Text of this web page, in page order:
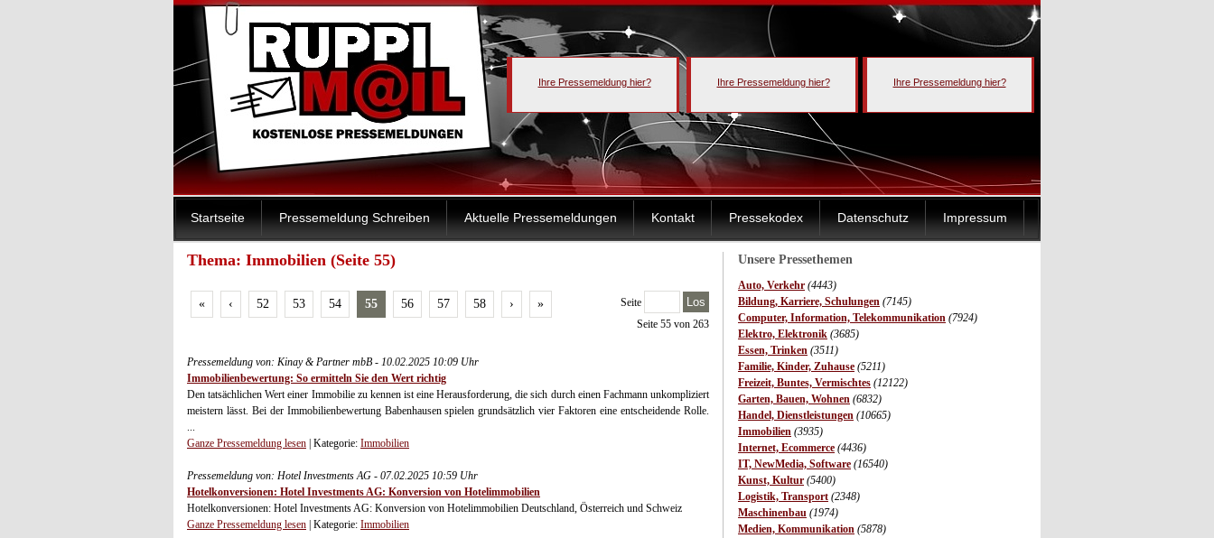
Ihre Pressemeldung hier? Ihre Pressemeldung hier? Ihre Pressemeldung hier?
Startseite Pressemeldung Schreiben Aktuelle Pressemeldungen Kontakt Pressekodex Datenschutz Impressum
Unsere Pressethemen
Auto, Verkehr (4443)
Bildung, Karriere, Schulungen (7145)
Computer, Information, Telekommunikation (7924)
Elektro, Elektronik (3685)
Essen, Trinken (3511)
Familie, Kinder, Zuhause (5211)
Freizeit, Buntes, Vermischtes (12122)
Garten, Bauen, Wohnen (6832)
Handel, Dienstleistungen (10665)
Immobilien (3935)
Internet, Ecommerce (4436)
IT, NewMedia, Software (16540)
Kunst, Kultur (5400)
Logistik, Transport (2348)
Maschinenbau (1974)
Medien, Kommunikation (5878)
Thema: Immobilien (Seite 55)
« ‹ 52 53 54 55 56 57 58 › » Seite Los
Seite 55 von 263
Pressemeldung von: Kinay & Partner mbB - 10.02.2025 10:09 Uhr
Immobilienbewertung: So ermitteln Sie den Wert richtig
Den tatsächlichen Wert einer Immobilie zu kennen ist eine Herausforderung, die sich durch einen Fachmann unkompliziert
meistern lässt. Bei der Immobilienbewertung Babenhausen spielen grundsätzlich vier Faktoren eine entscheidende Rolle.
...
Ganze Pressemeldung lesen | Kategorie: Immobilien
Pressemeldung von: Hotel Investments AG - 07.02.2025 10:59 Uhr
Hotelkonversionen: Hotel Investments AG: Konversion von Hotelimmobilien
Hotelkonversionen: Hotel Investments AG: Konversion von Hotelimmobilien Deutschland, Österreich und Schweiz
Ganze Pressemeldung lesen | Kategorie: Immobilien